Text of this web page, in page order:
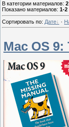
В категории материалов: 2
Показано материалов: 1-2
Сортировать по: Дате ·
Mac OS 9: